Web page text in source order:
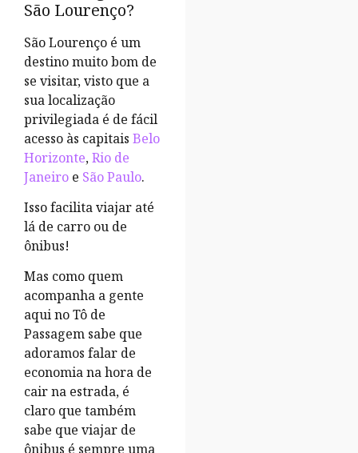
São Lourenço?
São Lourenço é um
destino muito bom de
se visitar, visto que a
sua localização
privilegiada é de fácil
acesso às capitais Belo
Horizonte,Rio de
Janeiro e São Paulo.
Isso facilita viajar até
lá de carro ou de
ônibus!
Mas como quem
acompanha a gente
aqui no Tô de
Passagem sabe que
adoramos falar de
economia na hora de
cair na estrada, é
claro que também
sabe que viajar de
ônibus é sempre uma